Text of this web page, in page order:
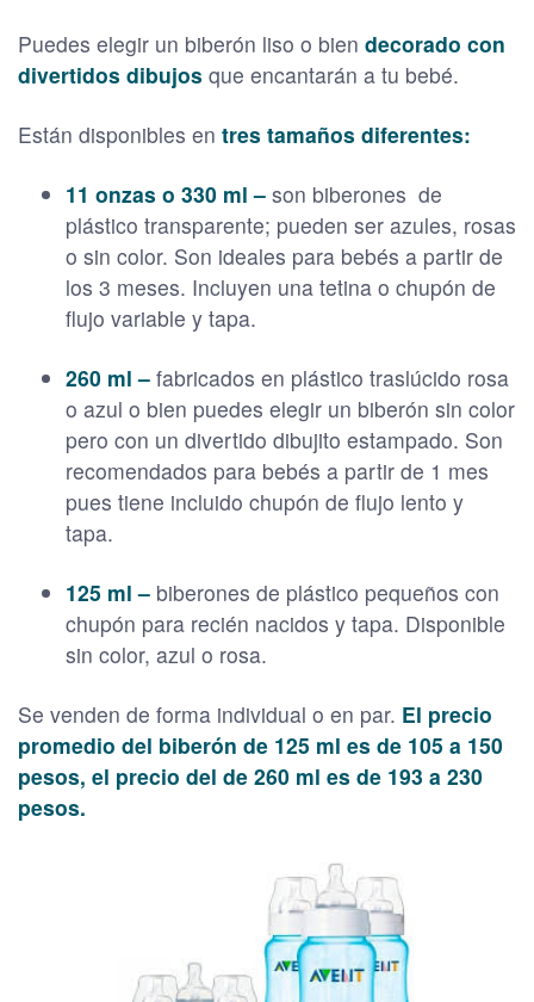
Puedes elegir un biberón liso o bien decorado con
divertidos dibujos que encantarán a tu bebé.
Están disponibles en tres tamaños diferentes:
11 onzas o 330 ml – son biberones de
plástico transparente; pueden ser azules, rosas
o sin color. Son ideales para bebés a partir de
los 3 meses. Incluyen una tetina o chupón de
flujo variable y tapa.
260 ml – fabricados en plástico traslúcido rosa
o azul o bien puedes elegir un biberón sin color
pero con un divertido dibujito estampado. Son
recomendados para bebés a partir de 1 mes
pues tiene incluido chupón de flujo lento y
tapa.
125 ml – biberones de plástico pequeños con
chupón para recién nacidos y tapa. Disponible
sin color, azul o rosa.
Se venden de forma individual o en par. El precio
promedio del biberón de 125 ml es de 105 a 150
pesos, el precio del de 260 ml es de 193 a 230
pesos.